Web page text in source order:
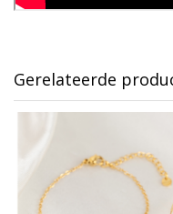
Gerelateerde